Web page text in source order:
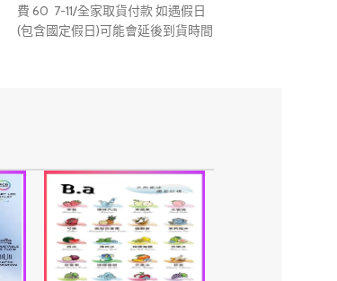
費 60 7-11/全家取貨付款 如遇假日
(包含國定假日)可能會延後到貨時間